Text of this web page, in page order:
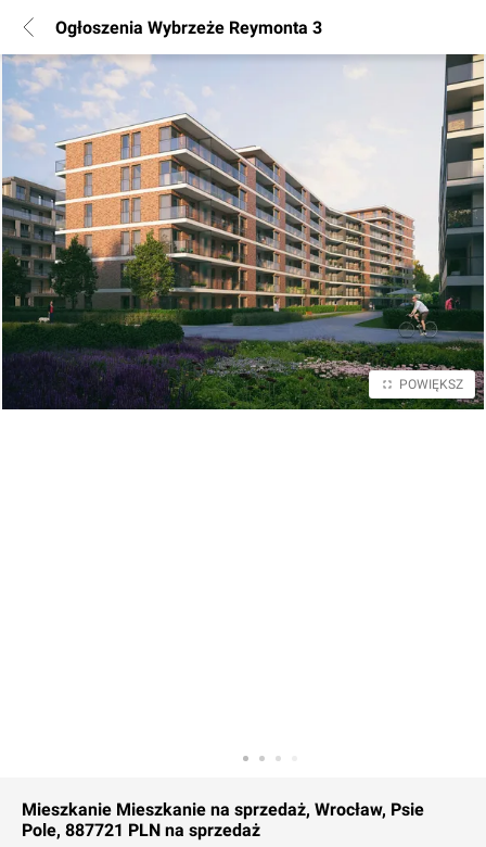
Ogłoszenia Wybrzeże Reymonta 3
POWIĘKSZ
Mieszkanie Mieszkanie na sprzedaż, Wrocław, Psie
Pole, 887721 PLN na sprzedaż